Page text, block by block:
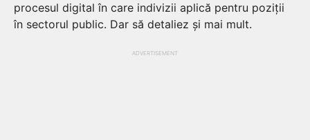
procesul digital în care indivizii aplică pentru poziții
în sectorul public. Dar să detaliez și mai mult.
ADVERTISEMENT